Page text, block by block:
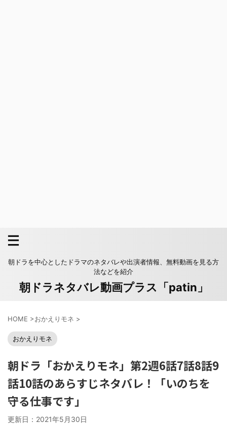
朝ドラを中心としたドラマのネタバレや出演者情報、無料動画を見る方
法などを紹介
朝ドラネタバレ動画プラス「patin」
HOME >おかえりモネ >
おかえりモネ
朝ドラ「おかえりモネ」第2週6話7話8話9
話10話のあらすじネタバレ！「いのちを
守る仕事です」
更新日： 2021年5月30日